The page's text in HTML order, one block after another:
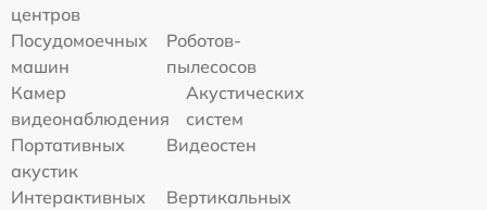
центров
Посудомоечных
машин
Роботов-
пылесосов
Камер
видеонаблюдения
Акустических
систем
Портативных
акустик
Видеостен
Интерактивных
Вертикальных